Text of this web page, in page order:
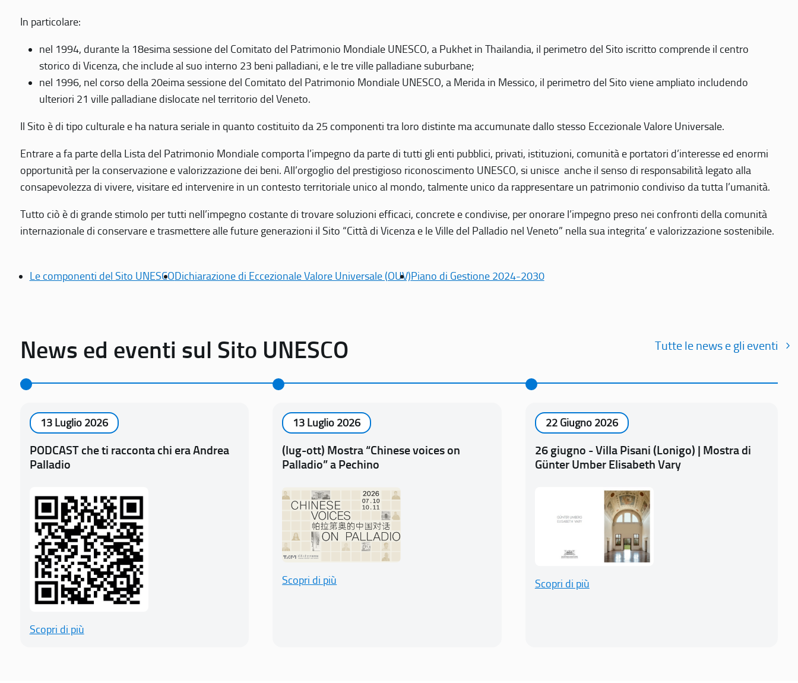
In particolare:
nel 1994, durante la 18esima sessione del Comitato del Patrimonio Mondiale UNESCO, a Pukhet in Thailandia, il perimetro del Sito iscritto comprende il centro
storico di Vicenza, che include al suo interno 23 beni palladiani, e le tre ville palladiane suburbane;
nel 1996, nel corso della 20eima sessione del Comitato del Patrimonio Mondiale UNESCO, a Merida in Messico, il perimetro del Sito viene ampliato includendo
ulteriori 21 ville palladiane dislocate nel territorio del Veneto.
Il Sito è di tipo culturale e ha natura seriale in quanto costituito da 25 componenti tra loro distinte ma accumunate dallo stesso Eccezionale Valore Universale.
Entrare a fa parte della Lista del Patrimonio Mondiale comporta l’impegno da parte di tutti gli enti pubblici, privati, istituzioni, comunità e portatori d’interesse ed enormi
opportunità per la conservazione e valorizzazione dei beni. All’orgoglio del prestigioso riconoscimento UNESCO, si unisce anche il senso di responsabilità legato alla
consapevolezza di vivere, visitare ed intervenire in un contesto territoriale unico al mondo, talmente unico da rappresentare un patrimonio condiviso da tutta l’umanità.
Tutto ciò è di grande stimolo per tutti nell’impegno costante di trovare soluzioni efficaci, concrete e condivise, per onorare l’impegno preso nei confronti della comunità
internazionale di conservare e trasmettere alle future generazioni il Sito “Città di Vicenza e le Ville del Palladio nel Veneto” nella sua integrita’ e valorizzazione sostenibile.
Le componenti del Sito UNESCODichiarazione di Eccezionale Valore Universale (OUV)Piano di Gestione 2024-2030
News ed eventi sul Sito UNESCO Tutte le news e gli eventi
13 Luglio 2026
PODCAST che ti racconta chi era Andrea
Palladio
Scopri di più
13 Luglio 2026
(lug-ott) Mostra “Chinese voices on
Palladio” a Pechino
Scopri di più
22 Giugno 2026
26 giugno - Villa Pisani (Lonigo) | Mostra di
Günter Umber Elisabeth Vary
Scopri di più